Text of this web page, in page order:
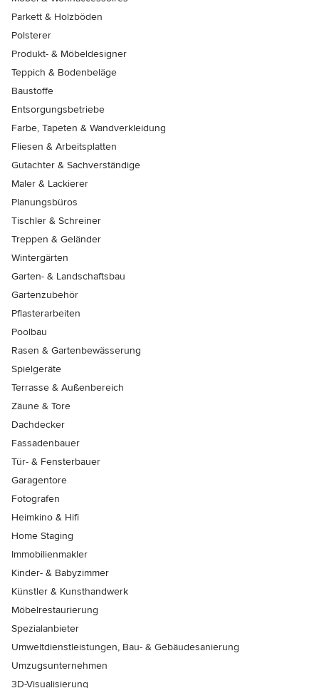
Parkett & Holzböden
Polsterer
Produkt- & Möbeldesigner
Teppich & Bodenbeläge
Baustoffe
Entsorgungsbetriebe
Farbe, Tapeten & Wandverkleidung
Fliesen & Arbeitsplatten
Gutachter & Sachverständige
Maler & Lackierer
Planungsbüros
Tischler & Schreiner
Treppen & Geländer
Wintergärten
Garten- & Landschaftsbau
Gartenzubehör
Pflasterarbeiten
Poolbau
Rasen & Gartenbewässerung
Spielgeräte
Terrasse & Außenbereich
Zäune & Tore
Dachdecker
Fassadenbauer
Tür- & Fensterbauer
Garagentore
Fotografen
Heimkino & Hifi
Home Staging
Immobilienmakler
Kinder- & Babyzimmer
Künstler & Kunsthandwerk
Möbelrestaurierung
Spezialanbieter
Umweltdienstleistungen, Bau- & Gebäudesanierung
Umzugsunternehmen
3D-Visualisierung